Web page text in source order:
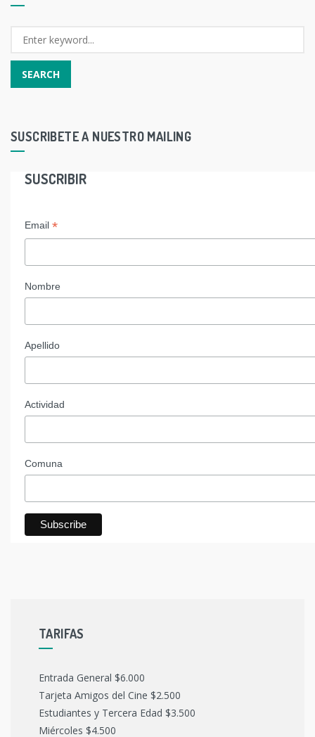
SUSCRIBETE A NUESTRO MAILING
SUSCRIBIR
Email *
Nombre
Apellido
Actividad
Comuna
TARIFAS
Entrada General $6.000
Tarjeta Amigos del Cine $2.500
Estudiantes y Tercera Edad $3.500
Miércoles $4.500